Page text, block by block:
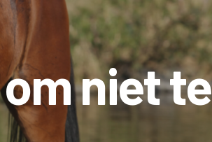
niet te